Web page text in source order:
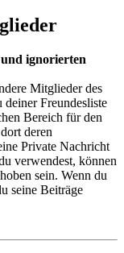
ignorierten
Mitglieder des
Freundesliste
Bereich für den
deren
Private Nachricht
verwendest, können
sein. Wenn du
seine Beiträge